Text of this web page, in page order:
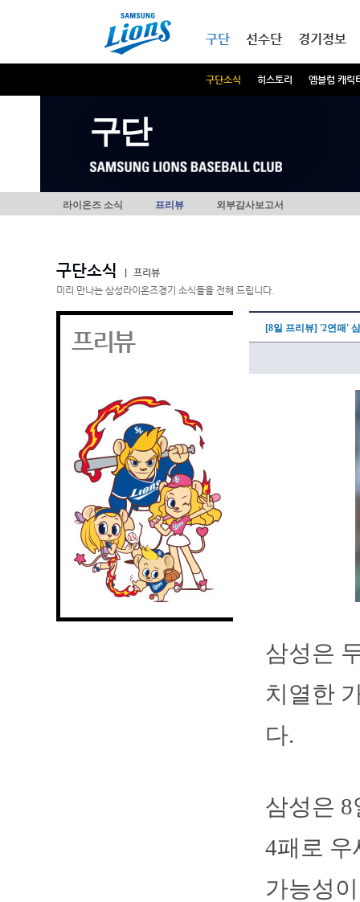
구단
구단소식 히스토리 엠블럼 캐릭
선수단 경기정보
구단
라이온즈 소식 프리뷰 외부감사보고서
구단소식
프리뷰
미리 만나는 삼성라이온즈경기 소식들을 전해 드립니다.
프리뷰 [8일 프리뷰] '2연패'
삼성은
치열한
다.
삼성은
4패로 우
가능성